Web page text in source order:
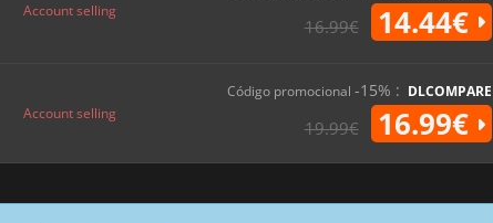
Account selling
16.99€ 14.44€
Account selling
Código promocional -15% : DLCOMPARE
19.99€ 16.99€